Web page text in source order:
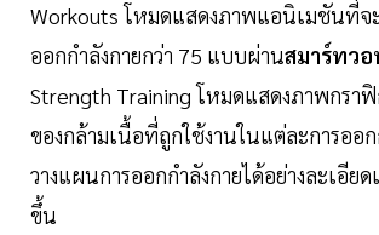
Workouts โหมดแสดงภาพแอนิเมชันที่จ
ออกกำลังกายกว่า 75 แบบผ่านสมาร์ทว
Strength Training โหมดแสดงภาพกรา
ของกล้ามเนื้อที่ถูกใช้งานในแต่ละการออ
วางแผนการออกกำลังกายได้อย่างละเอีย
ขึ้น